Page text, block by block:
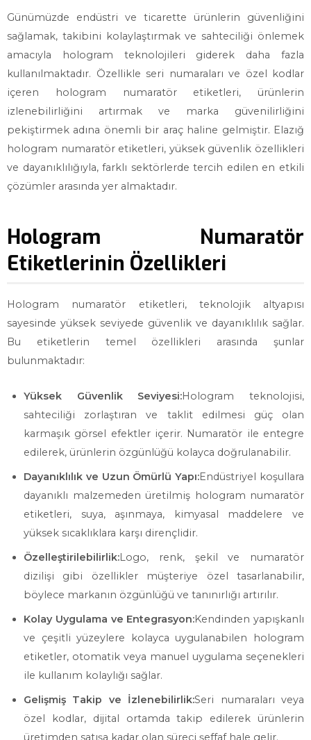
Günümüzde endüstri ve ticarette ürünlerin güvenliğini
sağlamak, takibini kolaylaştırmak ve sahteciliği önlemek
amacıyla hologram teknolojileri giderek daha fazla
kullanılmaktadır. Özellikle seri numaraları ve özel kodlar
içeren hologram numaratör etiketleri, ürünlerin
izlenebilirliğini artırmak ve marka güvenilirliğini
pekiştirmek adına önemli bir araç haline gelmiştir. Elazığ
hologram numaratör etiketleri, yüksek güvenlik özellikleri
ve dayanıklılığıyla, farklı sektörlerde tercih edilen en etkili
çözümler arasında yer almaktadır.
Hologram Numaratör
Etiketlerinin Özellikleri
Hologram numaratör etiketleri, teknolojik altyapısı
sayesinde yüksek seviyede güvenlik ve dayanıklılık sağlar.
Bu etiketlerin temel özellikleri arasında şunlar
bulunmaktadır:
Yüksek Güvenlik Seviyesi:Hologram teknolojisi,
sahteciliği zorlaştıran ve taklit edilmesi güç olan
karmaşık görsel efektler içerir. Numaratör ile entegre
edilerek, ürünlerin özgünlüğü kolayca doğrulanabilir.
Dayanıklılık ve Uzun Ömürlü Yapı:Endüstriyel koşullara
dayanıklı malzemeden üretilmiş hologram numaratör
etiketleri, suya, aşınmaya, kimyasal maddelere ve
yüksek sıcaklıklara karşı dirençlidir.
Özelleştirilebilirlik:Logo, renk, şekil ve numaratör
dizilişi gibi özellikler müşteriye özel tasarlanabilir,
böylece markanın özgünlüğü ve tanınırlığı artırılır.
Kolay Uygulama ve Entegrasyon:Kendinden yapışkanlı
ve çeşitli yüzeylere kolayca uygulanabilen hologram
etiketler, otomatik veya manuel uygulama seçenekleri
ile kullanım kolaylığı sağlar.
Gelişmiş Takip ve İzlenebilirlik:Seri numaraları veya
özel kodlar, dijital ortamda takip edilerek ürünlerin
üretimden satışa kadar olan süreci şeffaf hale gelir.